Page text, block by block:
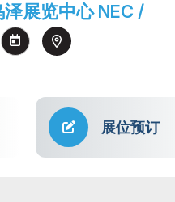
展览中心 NEC /
展位预订